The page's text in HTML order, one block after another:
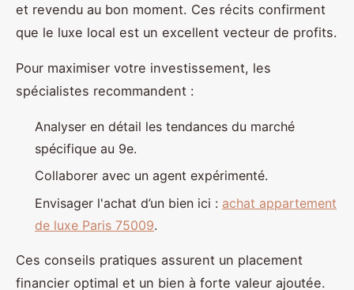
et revendu au bon moment. Ces récits confirment
que le luxe local est un excellent vecteur de profits.
Pour maximiser votre investissement, les
spécialistes recommandent :
Analyser en détail les tendances du marché
spécifique au 9e.
Collaborer avec un agent expérimenté.
Envisager l'achat d’un bien ici : achat appartement
de luxe Paris 75009.
Ces conseils pratiques assurent un placement
financier optimal et un bien à forte valeur ajoutée.